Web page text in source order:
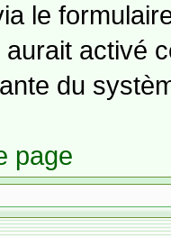
le
activé
du
page